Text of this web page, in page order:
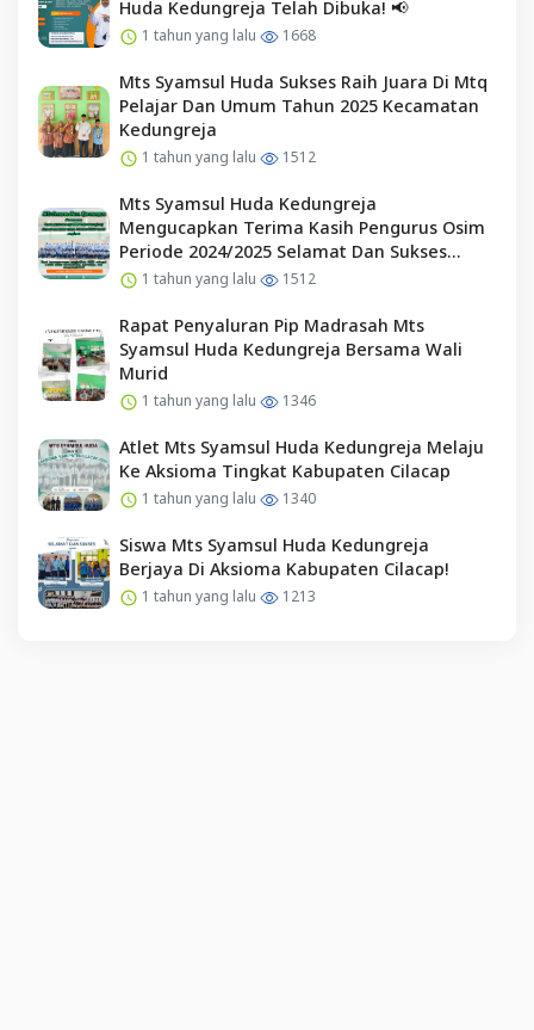
Huda Kedungreja Telah Dibuka! 📢
1 tahun yang lalu 1668
Mts Syamsul Huda Sukses Raih Juara Di Mtq
Pelajar Dan Umum Tahun 2025 Kecamatan
Kedungreja
1 tahun yang lalu 1512
Mts Syamsul Huda Kedungreja
Mengucapkan Terima Kasih Pengurus Osim
Periode 2024/2025 Selamat Dan Sukses
Kepada Pengurus Osim Periode 2025/2026
1 tahun yang lalu 1512
Rapat Penyaluran Pip Madrasah Mts
Syamsul Huda Kedungreja Bersama Wali
Murid
1 tahun yang lalu 1346
Atlet Mts Syamsul Huda Kedungreja Melaju
Ke Aksioma Tingkat Kabupaten Cilacap
1 tahun yang lalu 1340
Siswa Mts Syamsul Huda Kedungreja
Berjaya Di Aksioma Kabupaten Cilacap!
1 tahun yang lalu 1213